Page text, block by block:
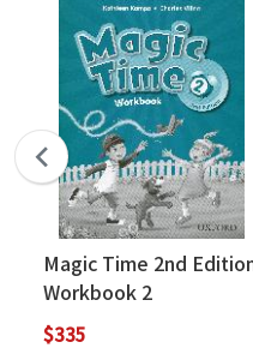
Magic Time 2nd
Workbook 2
$335